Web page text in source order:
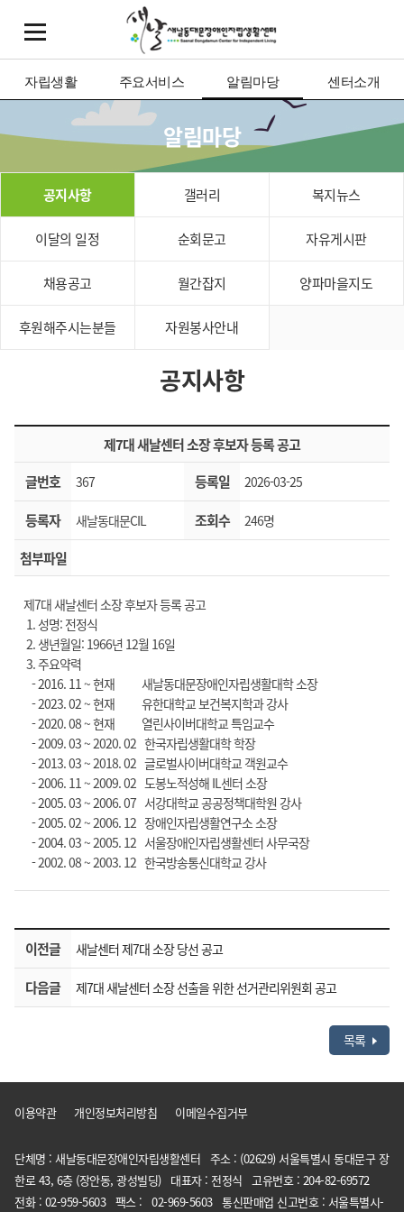
자립생활 주요서비스 알림마당 센터소개
알림마당
공지사항 갤러리 복지뉴스
이달의 일정 순회문고 자유게시판
채용공고 월간잡지 양파마을지도
후원해주시는분들 자원봉사안내
공지사항
제7대 새날센터 소장 후보자 등록 공고
글번호
367 등록일 2026-03-25
등록자 새날동대문CIL 조회수 246명
첨부파일
제7대 새날센터 소장 후보자 등록 공고
1. 성명: 전정식
2. 생년월일: 1966년 12월 16일
3. 주요약력
- 2016. 11 ~ 현재 새날동대문장애인자립생활대학 소장
- 2023. 02 ~ 현재 유한대학교 보건복지학과 강사
- 2020. 08 ~ 현재 열린사이버대학교 특임교수
- 2009. 03 ~ 2020. 02 한국자립생활대학 학장​
- 2013. 03 ~ 2018. 02 글로벌사이버대학교 객원교수
​ - 2006. 11 ~ 2009. 02 도봉노적성해 IL센터 소장​
- 2005. 03 ~ 2006. 07 서강대학교 공공정책대학원 강사
​ - 2005. 02 ~ 2006. 12 장애인자립생활연구소 소장
​ - 2004. 03 ~ 2005. 12 서울장애인자립생활센터 사무국장
​ - 2002. 08 ~ 2003. 12 한국방송통신대학교 강사
이전글 새날센터 제7대 소장 당선 공고
다음글 제7대 새날센터 소장 선출을 위한 선거관리위원회 공고
목록
이용약관 개인정보처리방침 이메일수집거부
단체명 : 새날동대문장애인자립생활센터 주소 : (02629) 서울특별시 동대문구 장
한로 43, 6층 (장안동, 광성빌딩) 대표자 : 전정식 고유번호 : 204-82-69572
전화 : 02-959-5603 팩스 : 02-969-5603 통신판매업 신고번호 : 서울특별시-